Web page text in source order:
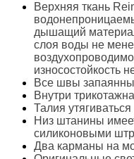
Верхняя ткань
дышащий
слоя воды не
износостойкость
Все швы
Внутри
Талия утягиваться
Низ штанины
силиконовыми
Два карманы на